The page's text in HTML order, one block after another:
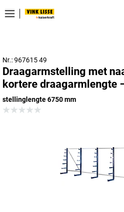
Nr.: 967615 49
Draagarmstelling met
kortere draagarmlengte
stellinglengte 6750 mm